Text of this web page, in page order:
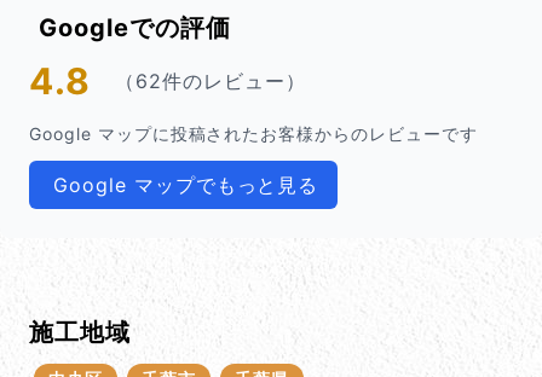
Googleでの評価
4.8 （62件のレビュー）
Google マップに投稿されたお客様からのレビューです
Google マップでもっと見る
施工地域